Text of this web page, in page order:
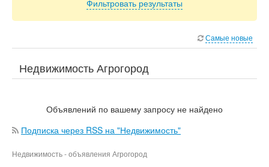
Фильтровать результаты
Самые новые
Недвижимость Агрогород
Объявлений по вашему запросу не найдено
Подписка через RSS на "Недвижимость"
Недвижимость - объявления Агрогород